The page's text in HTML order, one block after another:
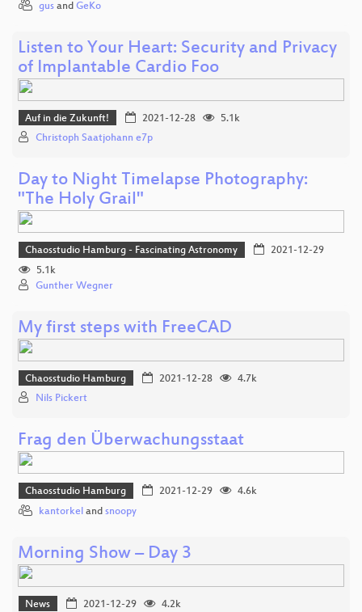
gus and GeKo
Listen to Your Heart: Security and Privacy
of Implantable Cardio Foo
Auf in die Zukunft! 2021-12-28
5.1k
Christoph Saatjohann e7p
Day to Night Timelapse Photography:
"The Holy Grail"
Chaosstudio Hamburg - Fascinating Astronomy
2021-12-29
5.1k
Gunther Wegner
My first steps with FreeCAD
Chaosstudio Hamburg 2021-12-28
4.7k
Nils Pickert
Frag den Überwachungsstaat
Chaosstudio Hamburg 2021-12-29
4.6k
kantorkel and snoopy
Morning Show – Day 3
News 2021-12-29
4.2k